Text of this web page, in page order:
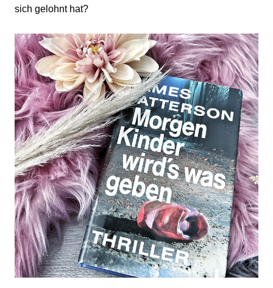
sich gelohnt hat?